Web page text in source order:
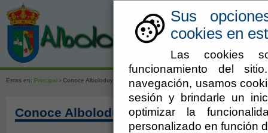
Sus
cookies en
Las cookies
funcionamiento del
navegación, usamos
sesión y brindarle un
optimizar la
personalizado en función
Estas en: Principal › Conoce Alboloduy
Conoce Alboloduy